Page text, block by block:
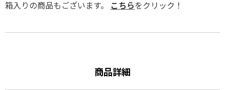
箱入りの商品もございます。
こちら をクリック！
商品詳細